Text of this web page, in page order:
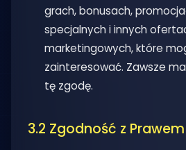
grach, bonusach,
specjalnych i innych
marketingowych, które
zainteresować. Zawsze
tę zgodę.
3.2 Zgodność z Prawem